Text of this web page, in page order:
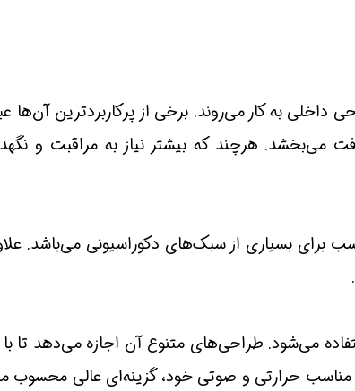
به کار می‌روند. برخی از پرکاربردترین آن‌ها
می‌بخشد. هرچند که بیشتر نیاز به مراقبت و
برای بسیاری از سبک‌های دکوراسیونی می‌باشد.
می‌شود. طراحی‌های متنوع آن اجازه می‌دهد تا
حرارتی و صوتی خود، گزینه‌ای عالی محسوب